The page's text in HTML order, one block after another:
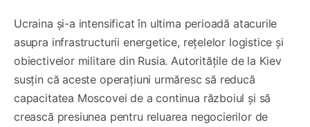
Ucraina și-a intensificat în ultima perioadă atacurile
asupra infrastructurii energetice, rețelelor logistice și
obiectivelor militare din Rusia. Autoritățile de la Kiev
susțin că aceste operațiuni urmăresc să reducă
capacitatea Moscovei de a continua războiul și să
crească presiunea pentru reluarea negocierilor de